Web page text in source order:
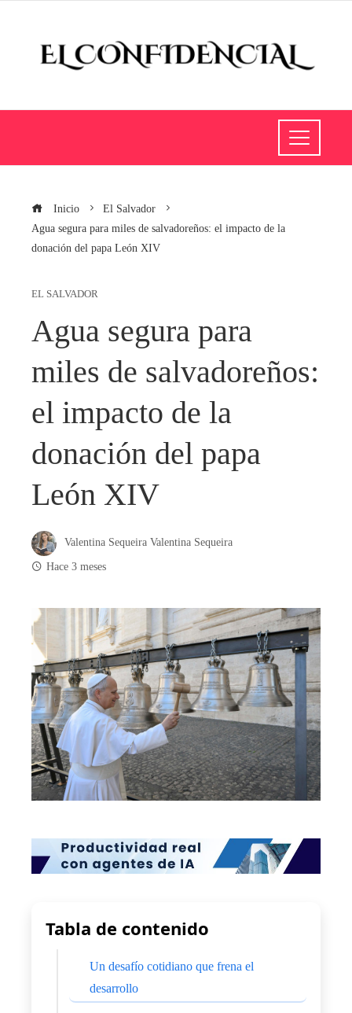
Inicio
El Salvador
Agua segura para miles de salvadoreños: el impacto de la
donación del papa León XIV
EL SALVADOR
Agua segura para
miles de salvadoreños:
el impacto de la
donación del papa
León XIV
Valentina Sequeira Valentina Sequeira
Hace 3 meses
Tabla de contenido
Un desafío cotidiano que frena el
desarrollo